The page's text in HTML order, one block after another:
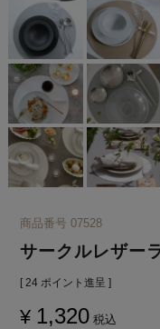
商品番号 07528
サークルレザー
[ 24 ポイント進呈 ]
¥ 1,320 税込